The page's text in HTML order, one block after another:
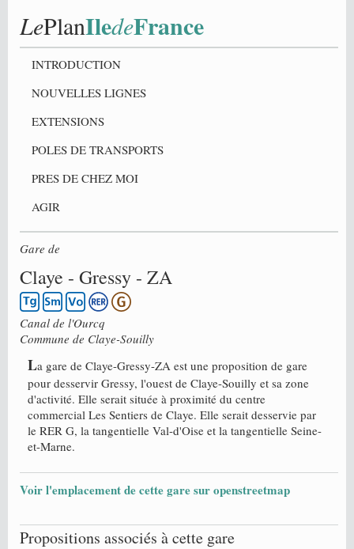
LePlanIledeFrance
INTRODUCTION
NOUVELLES LIGNES
EXTENSIONS
POLES DE TRANSPORTS
PRES DE CHEZ MOI
AGIR
Gare de
Claye - Gressy - ZA
Canal de l'Ourcq
Commune de Claye-Souilly
La gare de Claye-Gressy-ZA est une proposition de gare
pour desservir Gressy, l'ouest de Claye-Souilly et sa zone
d'activité. Elle serait située à proximité du centre
commercial Les Sentiers de Claye. Elle serait desservie par
le RER G, la tangentielle Val-d'Oise et la tangentielle Seine-
et-Marne.
Voir l'emplacement de cette gare sur openstreetmap
Propositions associés à cette gare